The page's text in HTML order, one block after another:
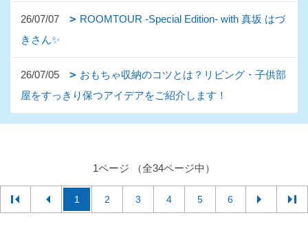
26/07/07
ROOMTOUR -Special Edition- with 真坂 はづ
きさん✨
26/07/05
おもちゃ収納のコツとは？リビング・子供部
屋をすっきり保つアイデアをご紹介します！
1ページ （全34ページ中）
1 2 3 4 5 6